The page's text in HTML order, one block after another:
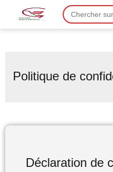
Politique de
Déclaration de